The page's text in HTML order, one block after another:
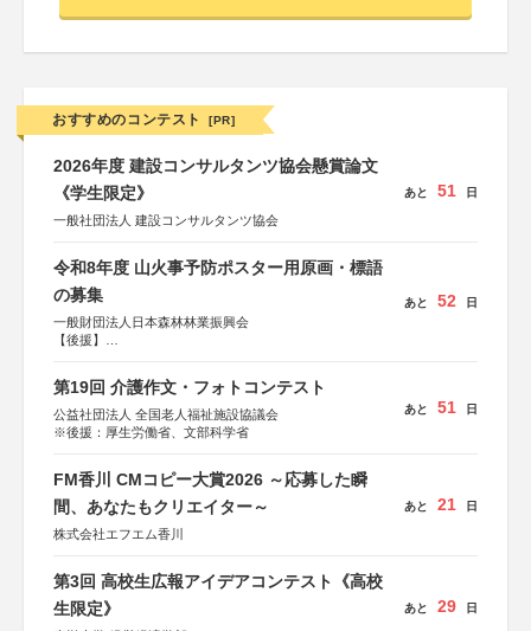
おすすめのコンテスト [PR]
2026年度 建設コンサルタンツ協会懸賞論文
《学生限定》
一般社団法人 建設コンサルタンツ協会
あと 51 日
令和8年度 山火事予防ポスター用原画・標語
の募集
一般財団法人日本森林林業振興会
【後援】
あと 52 日
第19回 介護作文・フォトコンテスト
公益社団法人 全国老人福祉施設協議会
※後援：厚生労働省、文部科学省
あと 51 日
FM香川 CMコピー大賞2026 ～応募した瞬
間、あなたもクリエイター～
株式会社エフエム香川
あと 21 日
第3回 高校生広報アイデアコンテスト《高校
生限定》
あと 29 日